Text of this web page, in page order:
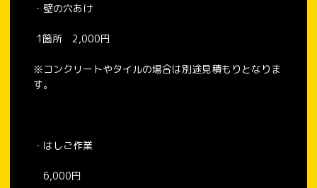
・壁の穴あけ
1箇所 2,000円
※コンクリートやタイルの場合は別途見積もりとなりま
す。
・はしご作業
6,000円